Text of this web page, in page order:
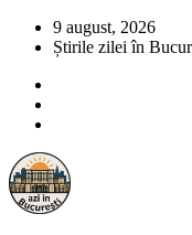
9 august, 2026
Știrile zilei în